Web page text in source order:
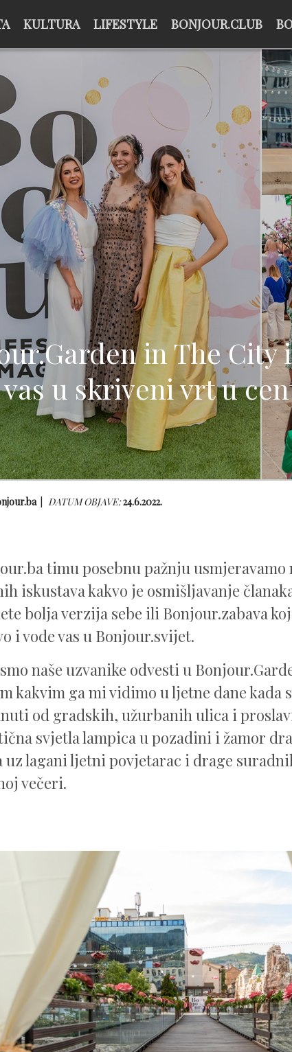
KULTURA LIFESTYLE BONJOUR.CLUB
in The City
u skriveni vrt u
DATUM OBJAVE:24.6.2022.
timu posebnu pažnju
iskustava kakvo je osmišljavanje
bolja verzija sebe ili Bonjour.zabava
i vode vas u Bonjour.svijet.
naše uzvanike odvesti u
kakvim ga mi vidimo u ljetne dane kada
od gradskih, užurbanih ulica i
svjetla lampica u pozadini i žamor
uz lagani ljetni povjetarac i drage
večeri.